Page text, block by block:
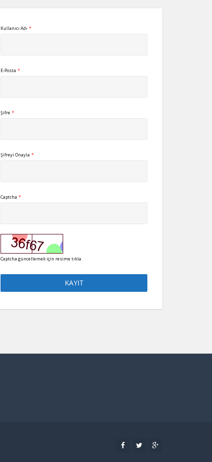
Kullanıcı Adı *
E-Posta *
Şifre *
Şifreyi Onayla *
Captcha *
Captcha güncellemek için resime tıkla